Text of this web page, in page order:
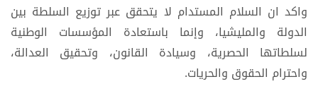
واكد ان السلام المستدام لا يتحقق عبر توزيع السلطة بين
الدولة والمليشيا، وإنما باستعادة المؤسسات الوطنية
لسلطاتها الحصرية، وسيادة القانون، وتحقيق العدالة،
واحترام الحقوق والحريات.